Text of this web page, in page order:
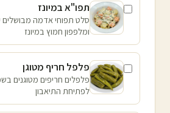
תפו"א במיונז
סלט תפוחי אדמה מבושלים
ומלפפון חמוץ במיונז
פלפל חריף מטוגן
פלפלים חריפים מטוגנים
לפתיחת התיאבון